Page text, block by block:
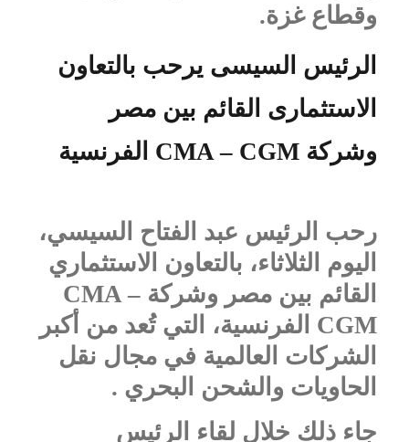
وقطاع غزة.
الرئيس السيسى يرحب بالتعاون
الاستثمارى القائم بين مصر
وشركة CMA – CGM الفرنسية
رحب الرئيس عبد الفتاح السيسي،
اليوم الثلاثاء، بالتعاون الاستثماري
القائم بين مصر وشركة CMA –
CGM الفرنسية، التي تُعد من أكبر
الشركات العالمية في مجال نقل
الحاويات والشحن البحري .
جاء ذلك خلال لقاء الرئيس